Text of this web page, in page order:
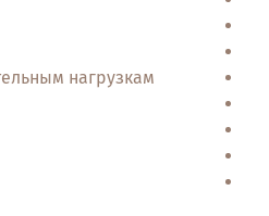
нагрузкам